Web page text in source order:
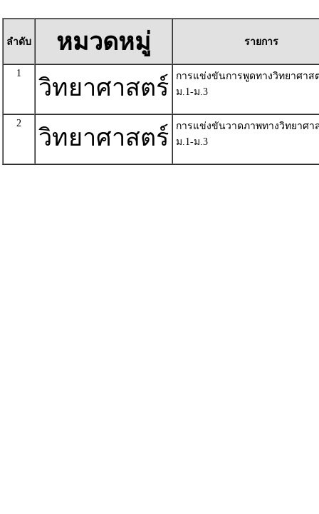
ลำดับ หมวดหมู่ รายการ
1
วิทยาศาสตร์
การแข่งขันการพูดทางวิทยาศาส
ม.1-ม.3
2
วิทยาศาสตร์
การแข่งขันวาดภาพทางวิทยาศา
ม.1-ม.3